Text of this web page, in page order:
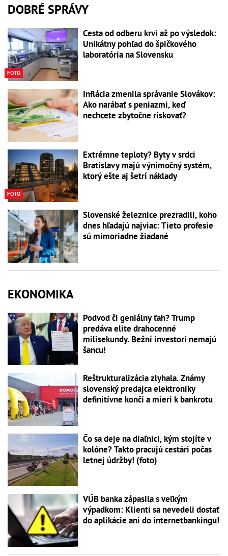
DOBRÉ SPRÁVY
FOTO
Cesta od odberu krvi až po výsledok:
Unikátny pohľad do špičkového
laboratória na Slovensku
Inflácia zmenila správanie Slovákov:
Ako narábať s peniazmi, keď
nechcete zbytočne riskovať?
FOTO
Extrémne teploty? Byty v srdci
Bratislavy majú výnimočný systém,
ktorý ešte aj šetrí náklady
Slovenské železnice prezradili, koho
dnes hľadajú najviac: Tieto profesie
sú mimoriadne žiadané
EKONOMIKA
Podvod či geniálny ťah? Trump
predáva elite drahocenné
milisekundy. Bežní investori nemajú
šancu!
Reštrukturalizácia zlyhala. Známy
slovenský predajca elektroniky
definitívne končí a mieri k bankrotu
Čo sa deje na diaľnici, kým stojíte v
kolóne? Takto pracujú cestári počas
letnej údržby! (foto)
VÚB banka zápasila s veľkým
výpadkom: Klienti sa nevedeli dostať
do aplikácie ani do internetbankingu!